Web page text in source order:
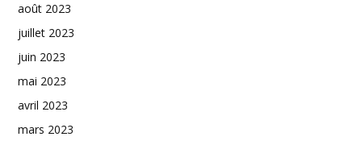
août 2023
juillet 2023
juin 2023
mai 2023
avril 2023
mars 2023